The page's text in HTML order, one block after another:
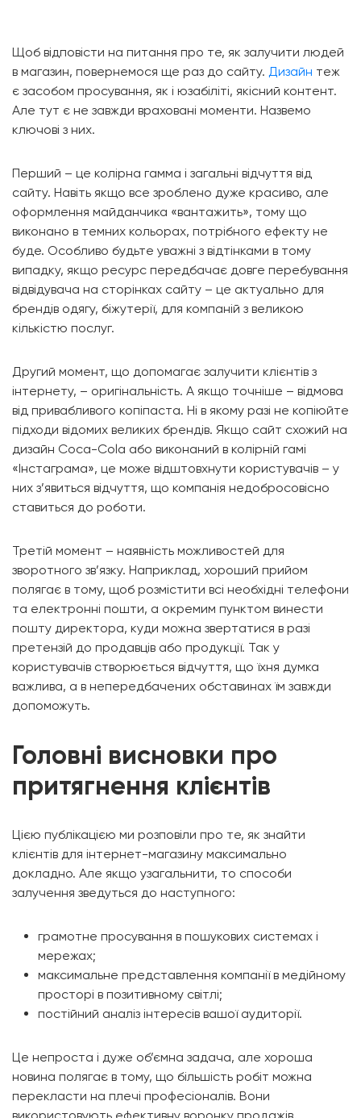
Щоб відповісти на питання про те, як залучити людей
в магазин, повернемося ще раз до сайту. Дизайн теж
є засобом просування, як і юзабіліті, якісний контент.
Але тут є не завжди враховані моменти. Назвемо
ключові з них.
Перший – це колірна гамма і загальні відчуття від
сайту. Навіть якщо все зроблено дуже красиво, але
оформлення майданчика «вантажить», тому що
виконано в темних кольорах, потрібного ефекту не
буде. Особливо будьте уважні з відтінками в тому
випадку, якщо ресурс передбачає довге перебування
відвідувача на сторінках сайту – це актуально для
брендів одягу, біжутерії, для компаній з великою
кількістю послуг.
Другий момент, що допомагає залучити клієнтів з
інтернету, – оригінальність. А якщо точніше – відмова
від привабливого копіпаста. Ні в якому разі не копіюйте
підходи відомих великих брендів. Якщо сайт схожий на
дизайн Coca-Cola або виконаний в колірній гамі
«Інстаграма», це може відштовхнути користувачів – у
них з’явиться відчуття, що компанія недобросовісно
ставиться до роботи.
Третій момент – наявність можливостей для
зворотного зв’язку. Наприклад, хороший прийом
полягає в тому, щоб розмістити всі необхідні телефони
та електронні пошти, а окремим пунктом винести
пошту директора, куди можна звертатися в разі
претензій до продавців або продукції. Так у
користувачів створюється відчуття, що їхня думка
важлива, а в непередбачених обставинах їм завжди
допоможуть.
Головні висновки про
притягнення клієнтів
Цією публікацією ми розповіли про те, як знайти
клієнтів для інтернет-магазину максимально
докладно. Але якщо узагальнити, то способи
залучення зведуться до наступного:
грамотне просування в пошукових системах і
мережах;
максимальне представлення компанії в медійному
просторі в позитивному світлі;
постійний аналіз інтересів вашої аудиторії.
Це непроста і дуже об’ємна задача, але хороша
новина полягає в тому, що більшість робіт можна
перекласти на плечі професіоналів. Вони